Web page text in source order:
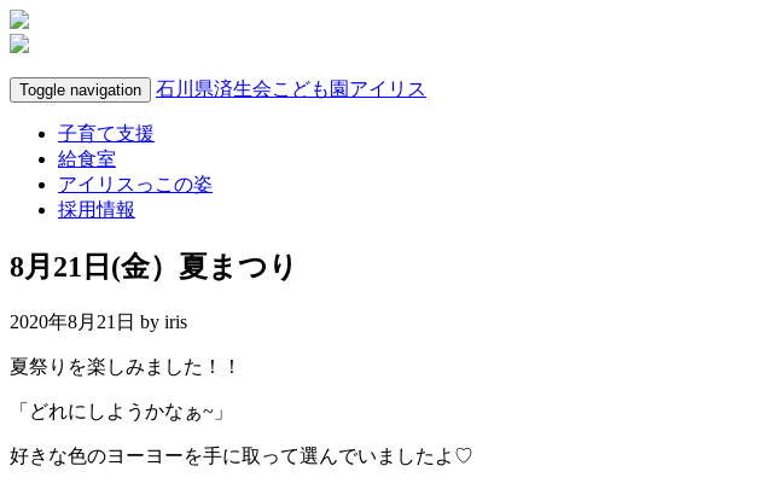
Toggle navigation 石川県済生会こども園アイリス
子育て支援
給食室
アイリスっこの姿
採用情報
8月21日(金）夏まつり
2020年8月21日 by iris
夏祭りを楽しみました！！
「どれにしようかなぁ~」
好きな色のヨーヨーを手に取って選んでいましたよ♡